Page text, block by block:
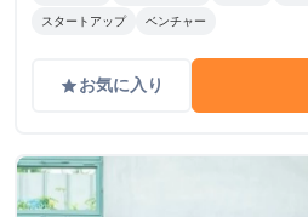
スタートアップ ベンチャー
gradeお気に入り